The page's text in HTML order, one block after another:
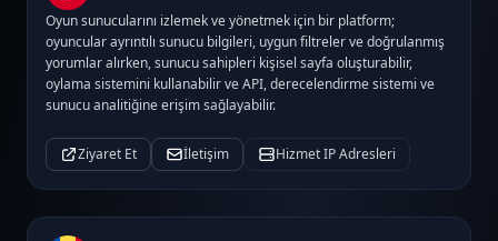
Oyun sunucularını izlemek ve yönetmek için bir platform;
oyuncular ayrıntılı sunucu bilgileri, uygun filtreler ve doğrulanmış
yorumlar alırken, sunucu sahipleri kişisel sayfa oluşturabilir,
oylama sistemini kullanabilir ve API, derecelendirme sistemi ve
sunucu analitiğine erişim sağlayabilir.
Ziyaret Et İletişim Hizmet IP Adresleri